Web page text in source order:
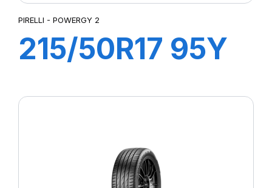
PIRELLI - POWERGY 2
215/50R17 95Y